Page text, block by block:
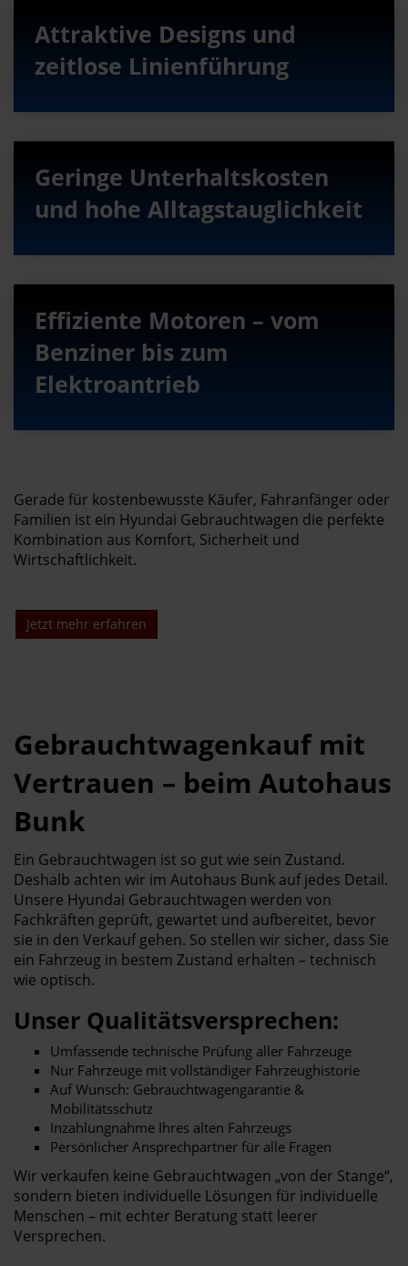
Attraktive Designs und
zeitlose Linienführung
Geringe Unterhaltskosten
und hohe Alltagstauglichkeit
Effiziente Motoren – vom
Benziner bis zum
Elektroantrieb
Gerade für kostenbewusste Käufer, Fahranfänger oder
Familien ist ein Hyundai Gebrauchtwagen die perfekte
Kombination aus Komfort, Sicherheit und
Wirtschaftlichkeit.
Jetzt mehr erfahren
Gebrauchtwagenkauf mit
Vertrauen – beim Autohaus
Bunk
Ein Gebrauchtwagen ist so gut wie sein Zustand.
Deshalb achten wir im Autohaus Bunk auf jedes Detail.
Unsere Hyundai Gebrauchtwagen werden von
Fachkräften geprüft, gewartet und aufbereitet, bevor
sie in den Verkauf gehen. So stellen wir sicher, dass Sie
ein Fahrzeug in bestem Zustand erhalten – technisch
wie optisch.
Unser Qualitätsversprechen:
Umfassende technische Prüfung aller Fahrzeuge
Nur Fahrzeuge mit vollständiger Fahrzeughistorie
Auf Wunsch: Gebrauchtwagengarantie &
Mobilitätsschutz
Inzahlungnahme Ihres alten Fahrzeugs
Persönlicher Ansprechpartner für alle Fragen
Wir verkaufen keine Gebrauchtwagen „von der Stange“,
sondern bieten individuelle Lösungen für individuelle
Menschen – mit echter Beratung statt leerer
Versprechen.